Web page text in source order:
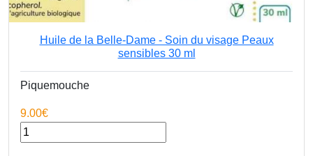
Huile de la Belle-Dame - Soin du visage Peaux
sensibles 30 ml
Piquemouche
9.00€